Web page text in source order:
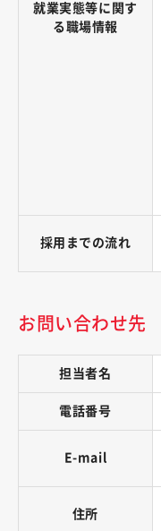
就業実態等に関す
る職場情報
採用までの流れ
お問い合わせ先
担当者名
電話番号
E-mail
住所